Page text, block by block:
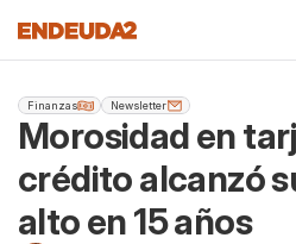
Finanzas Newsletter
Morosidad en
crédito alcanzó
alto en 15 años